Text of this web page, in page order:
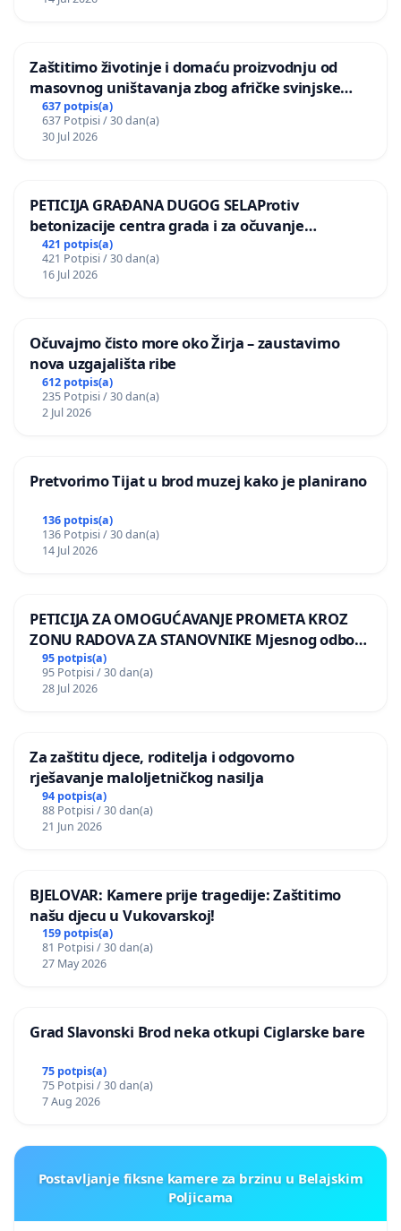
Zaštitimo životinje i domaću proizvodnju od
masovnog uništavanja zbog afričke svinjske
kuge
637 potpis(a)
637 Potpisi / 30 dan(a)
30 Jul 2026
PETICIJA GRAĐANA DUGOG SELAProtiv
betonizacije centra grada i za očuvanje
postojećih zelenih površina i odraslih stabala pri
donošenju izmjena urbanističkog plana
421 potpis(a)
421 Potpisi / 30 dan(a)
16 Jul 2026
Očuvajmo čisto more oko Žirja – zaustavimo
nova uzgajališta ribe
612 potpis(a)
235 Potpisi / 30 dan(a)
2 Jul 2026
Pretvorimo Tijat u brod muzej kako je planirano
136 potpis(a)
136 Potpisi / 30 dan(a)
14 Jul 2026
PETICIJA ZA OMOGUĆAVANJE PROMETA KROZ
ZONU RADOVA ZA STANOVNIKE Mjesnog odbora
Kamensko i Lemić Brdo
95 potpis(a)
95 Potpisi / 30 dan(a)
28 Jul 2026
Za zaštitu djece, roditelja i odgovorno
rješavanje maloljetničkog nasilja
94 potpis(a)
88 Potpisi / 30 dan(a)
21 Jun 2026
BJELOVAR: Kamere prije tragedije: Zaštitimo
našu djecu u Vukovarskoj!
159 potpis(a)
81 Potpisi / 30 dan(a)
27 May 2026
Grad Slavonski Brod neka otkupi Ciglarske bare
75 potpis(a)
75 Potpisi / 30 dan(a)
7 Aug 2026
Postavljanje fiksne kamere za brzinu u Belajskim
Poljicama